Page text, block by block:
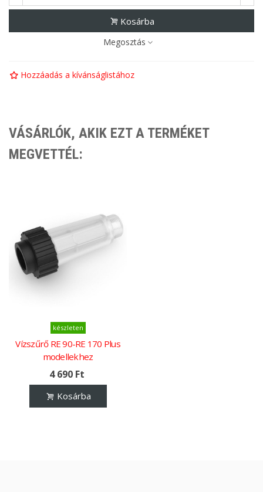
Kosárba
Megosztás
Hozzáadás a kívánságlistához
VÁSÁRLÓK, AKIK EZT A TERMÉKET
MEGVETTÉL:
készleten
Vízszűrő RE 90-RE 170 Plus
modellekhez
4 690 Ft
Kosárba